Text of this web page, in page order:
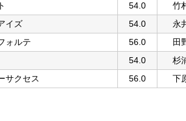
54.0
竹
イズ 54.0
永
ォルテ 56.0
田
54.0
杉
サクセス 56.0 下